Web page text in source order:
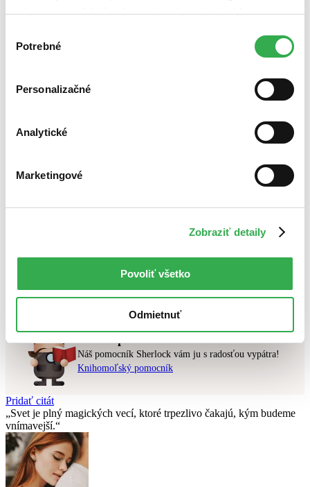
nám zas umožňujú zobrazenie relevantnej reklamy.
nám pomohlo, keby sme mohli používať všetky tieto
súhlasu
Potrebné
Personalizačné
Analytické
Marketingové
Zobraziť detaily
Povoliť všetko
Odmietnuť
Zúžiť výber
Najdrahšie
Najvyššia zľava
vyhovujúci zadaným podmienkam.
Skúste prosím zmeniť vyhľadávaný výraz.
Náš pomocník Sherlock vám ju s radosťou vypátra!
Knihomoľský pomocník
Pridať citát
Svet je plný magických vecí, ktoré trpezlivo čakajú, kým budeme
vnímavejší.